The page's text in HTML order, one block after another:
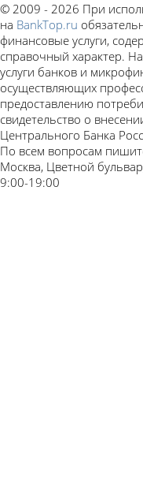
© 2009 - 2026 При
на BankTop.ru
финансовые услуги,
справочный характер.
услуги банков и
осуществляющих
предоставлению
свидетельство о
Центрального Банка
По всем вопросам
Москва, Цветной
9:00-19:00